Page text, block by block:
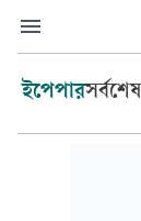
ইপেপারসর্বশেষ